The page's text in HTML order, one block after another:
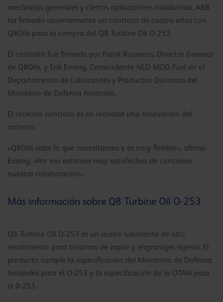
mecánicas generales y ciertas aplicaciones hidráulicas, ABB
ha firmado recientemente un contrato de cuatro años con
Q8Oils para la compra del Q8 Turbine Oil O-253.
El contrato fue firmado por Frank Rouwens, Director General
de Q8Oils, y Erik Ensing, Comandante NLD MOD Fuel en el
Departamento de Lubricantes y Productos Químicos del
Ministerio de Defensa holandés.
El reciente contrato es en realidad una renovación del
anterior.
«Q8Oils sabe lo que necesitamos y es muy flexible», afirma
Ensing. «Por eso estamos muy satisfechos de continuar
nuestra colaboración».
Más información sobre Q8 Turbine Oil O-253
Q8 Turbine Oil O-253 es un aceite lubricante de alto
rendimiento para turbinas de vapor y engranajes ligeros. El
producto cumple la especificación del Ministerio de Defensa
holandés para el O-253 y la especificación de la OTAN para
el 0-253.